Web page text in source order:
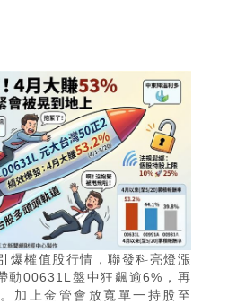
爆權值股行情，聯發科亮燈漲
動00631L盤中狂飆逾6%，再
加上金管會放寬單一持股至